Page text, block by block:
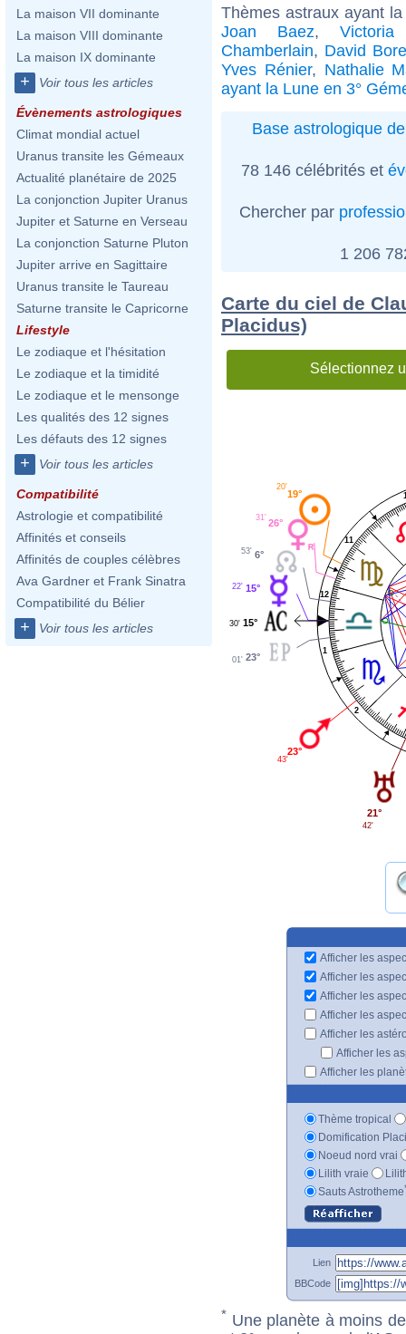
La maison VII dominante
La maison VIII dominante
La maison IX dominante
+ Voir tous les articles
Évènements astrologiques
Climat mondial actuel
Uranus transite les Gémeaux
Actualité planétaire de 2025
La conjonction Jupiter Uranus
Jupiter et Saturne en Verseau
La conjonction Saturne Pluton
Jupiter arrive en Sagittaire
Uranus transite le Taureau
Saturne transite le Capricorne
Lifestyle
Le zodiaque et l'hésitation
Le zodiaque et la timidité
Le zodiaque et le mensonge
Les qualités des 12 signes
Les défauts des 12 signes
+ Voir tous les articles
Compatibilité
Astrologie et compatibilité
Affinités et conseils
Affinités de couples célèbres
Ava Gardner et Frank Sinatra
Compatibilité du Bélier
+ Voir tous les articles
Thèmes astraux ayant
Joan Baez,
Chamberlain, David
Yves Rénier, Nathalie
ayant la Lune en 3°
Base astrologique
78 146 célébrités et
Chercher par
1 206
Carte du ciel de
Placidus)
Sélectionnez
1
2
11
12
19°
20'
26°
31'
6°
53'
15°
22'
15°
30'
23°
01'
23°
43'
21°
42'
Afficher les
Afficher les
Afficher les
Afficher les
Afficher les
Afficher les
Afficher les
Thème tropical
Domification
Noeud nord vrai
Lilith vraie
Sauts Astrotheme
Lien
BBCode
* Une planète à moins